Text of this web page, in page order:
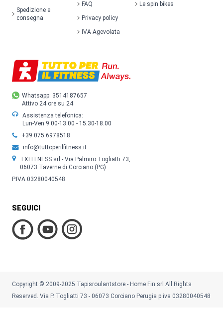
Whatsapp: 3514187657
Attivo 24 ore su 24
Assistenza telefonica:
Lun-Ven 9.00-13.00 - 15.30-18.00
+39 075 6978518
info@tuttoperilfitness.it
TXFITNESS srl - Via Palmiro Togliatti 73,
06073 Taverne di Corciano (PG)
P.IVA 03280040548
SEGUICI
Spedizione e
consegna
FAQ
Privacy policy
IVA Agevolata
Le spin bikes
Copyright © 2009-2025 Tapisroulantstore - Home Fin srl All Rights
Reserved. Via P. Togliatti 73 - 06073 Corciano Perugia p.iva 03280040548